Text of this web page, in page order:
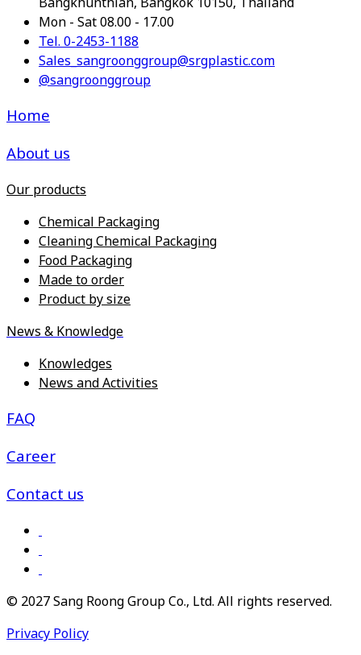
Mon - Sat 08.00 - 17.00
Tel. 0-2453-1188
Sales_sangroonggroup@srgplastic.com
@sangroonggroup
Home
About us
Our products
Chemical Packaging
Cleaning Chemical Packaging
Food Packaging
Made to order
Product by size
News & Knowledge
Knowledges
News and Activities
FAQ
Career
Contact us
© 2027 Sang Roong Group Co., Ltd. All rights reserved.
Privacy Policy